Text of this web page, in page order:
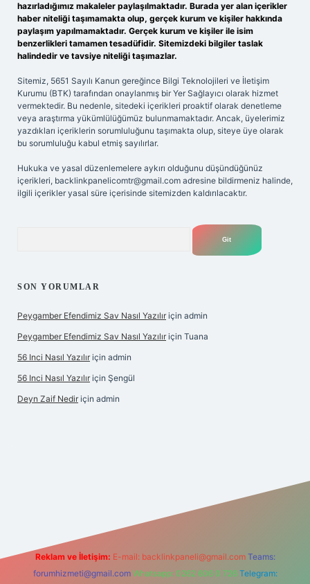
hazırladığımız makaleler paylaşılmaktadır. Burada yer alan içerikler
haber niteliği taşımamakta olup, gerçek kurum ve kişiler hakkında
paylaşım yapılmamaktadır. Gerçek kurum ve kişiler ile isim
benzerlikleri tamamen tesadüfidir. Sitemizdeki bilgiler taslak
halindedir ve tavsiye niteliği taşımazlar.
Sitemiz, 5651 Sayılı Kanun gereğince Bilgi Teknolojileri ve İletişim
Kurumu (BTK) tarafından onaylanmış bir Yer Sağlayıcı olarak hizmet
vermektedir. Bu nedenle, sitedeki içerikleri proaktif olarak denetleme
veya araştırma yükümlülüğümüz bulunmamaktadır. Ancak, üyelerimiz
yazdıkları içeriklerin sorumluluğunu taşımakta olup, siteye üye olarak
bu sorumluluğu kabul etmiş sayılırlar.
Hukuka ve yasal düzenlemelere aykırı olduğunu düşündüğünüz
içerikleri, backlinkpanelicomtr@gmail.com adresine bildirmeniz halinde,
ilgili içerikler yasal süre içerisinde sitemizden kaldırılacaktır.
SON YORUMLAR
Peygamber Efendimiz Sav Nasıl Yazılır için admin
Peygamber Efendimiz Sav Nasıl Yazılır için Tuana
56 Inci Nasıl Yazılır için admin
56 Inci Nasıl Yazılır için Şengül
Deyn Zaif Nedir için admin
Reklam ve İletişim: E-mail: backlinkpaneli@gmail.com Teams:
forumhizmeti@gmail.com Whatsapp: 0262 606 0 726 Telegram: